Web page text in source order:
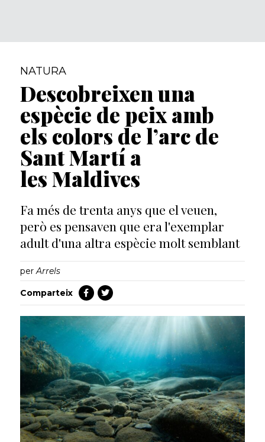
NATURA
Descobreixen una
espècie de peix amb
els colors de l’arc de
Sant Martí a
les Maldives
Fa més de trenta anys que el veuen,
però es pensaven que era l'exemplar
adult d'una altra espècie molt semblant
perArrels
Comparteix